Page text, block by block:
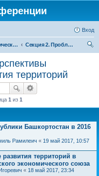
Вход
II Научно-практическая интернет-конференция «Проблемы экономического роста и устойчивого развития территорий»
Секция 2. Проблемы и перспективы пространственного развития территорий
территорий
1 из 1
Башкортостан в 2016
Рамилеич « 19 май 2017, 10:57
развития территорий в
экономического союза
« 18 май 2017, 23:34